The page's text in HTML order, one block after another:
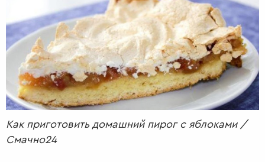
КРАСА КІНО
LIFESTYLE FASHION ТРАДИЦІЇ
PETS
Как приготовить домашний пирог с яблоками /
Смачно24